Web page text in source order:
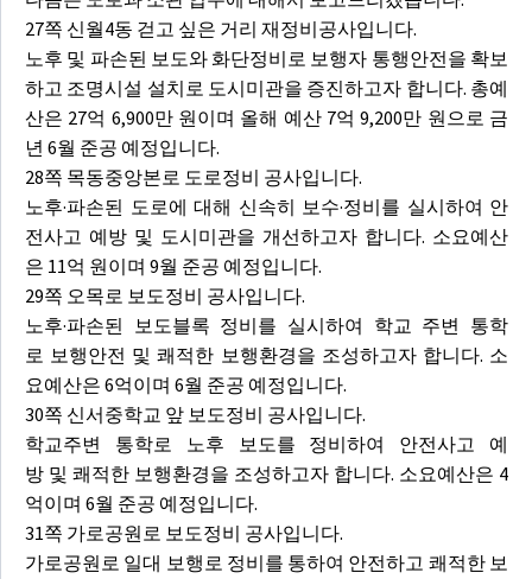
27쪽 신월4동 걷고 싶은 거리 재정비공사입니다.
노후 및 파손된 보도와 화단정비로 보행자 통행안전을 확보
하고 조명시설 설치로 도시미관을 증진하고자 합니다. 총예
산은 27억 6,900만 원이며 올해 예산 7억 9,200만 원으로 금
년 6월 준공 예정입니다.
28쪽 목동중앙본로 도로정비 공사입니다.
노후·파손된 도로에 대해 신속히 보수·정비를 실시하여 안
전사고 예방 및 도시미관을 개선하고자 합니다. 소요예산
은 11억 원이며 9월 준공 예정입니다.
29쪽 오목로 보도정비 공사입니다.
노후·파손된 보도블록 정비를 실시하여 학교 주변 통학
로 보행안전 및 쾌적한 보행환경을 조성하고자 합니다. 소
요예산은 6억이며 6월 준공 예정입니다.
30쪽 신서중학교 앞 보도정비 공사입니다.
학교주변 통학로 노후 보도를 정비하여 안전사고 예
방 및 쾌적한 보행환경을 조성하고자 합니다. 소요예산은 4
억이며 6월 준공 예정입니다.
31쪽 가로공원로 보도정비 공사입니다.
가로공원로 일대 보행로 정비를 통하여 안전하고 쾌적한 보